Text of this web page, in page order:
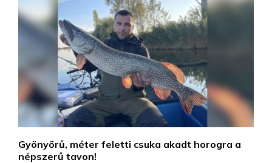
Gyönyörű, méter feletti csuka akadt horogra a
népszerű tavon!